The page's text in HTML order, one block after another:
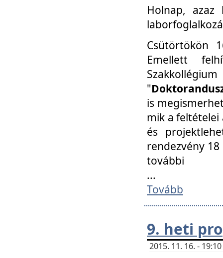
Holnap, azaz
Csütörtökön
Emellett
"
is
mik a feltételei
és
rendezvény
további
...
Tovább
9. heti
2015. 11. 16. -